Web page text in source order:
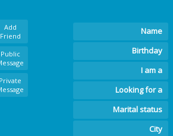
Add
Friend
Public
Private
Name
Birthday
I am a
Looking for a
Marital status
City